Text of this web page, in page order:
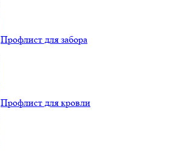
Профлист для забора
Профлист для кровли